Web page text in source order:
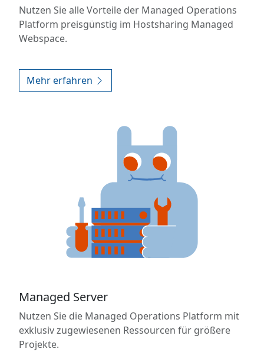
Nutzen Sie alle Vorteile der Managed Operations
Platform preisgünstig im Hostsharing Managed
Webspace.
Mehr erfahren
Managed Server
Nutzen Sie die Managed Operations Platform mit
exklusiv zugewiesenen Ressourcen für größere
Projekte.